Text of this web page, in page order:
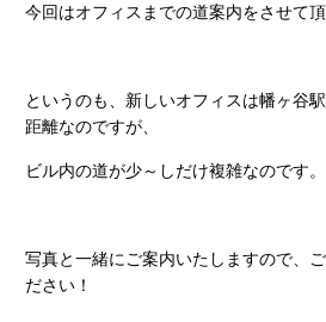
今回はオフィスまでの道案内をさせて頂
というのも、新しいオフィスは幡ヶ谷
距離なのですが、
ビル内の道が少～しだけ複雑なのです。
写真と一緒にご案内いたしますので、
ださい！